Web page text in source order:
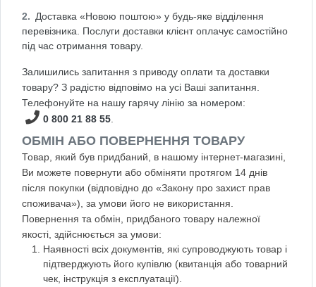
Доставка «Новою поштою» у будь-яке відділення
перевізника. Послуги доставки клієнт оплачує самостійно
під час отримання товару.
Залишились запитання з приводу оплати та доставки
товару? З радістю відповімо на усі Ваші запитання.
Телефонуйте на нашу гарячу лінію за номером:
0 800 21 88 55
ОБМІН АБО ПОВЕРНЕННЯ ТОВАРУ
Товар, який був придбаний, в нашому інтернет-магазині,
Ви можете повернути або обміняти протягом 14 днів
після покупки (відповідно до «Закону про захист прав
споживача»), за умови його не використання.
Повернення та обмін, придбаного товару належної
якості, здійснюється за умови:
Наявності всіх документів, які супроводжують товар і
підтверджують його купівлю (квитанція або товарний
чек, інструкція з експлуатації).